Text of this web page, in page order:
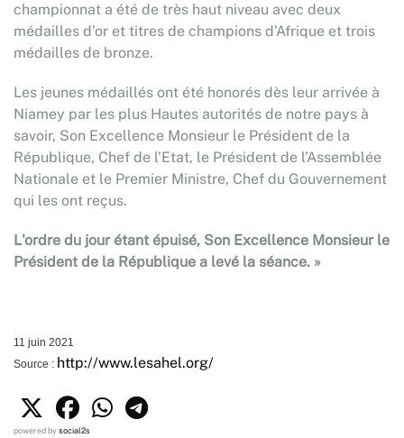
championnat a été de très haut niveau avec deux
médailles d’or et titres de champions d’Afrique et trois
médailles de bronze.
Les jeunes médaillés ont été honorés dès leur arrivée à
Niamey par les plus Hautes autorités de notre pays à
savoir, Son Excellence Monsieur le Président de la
République, Chef de l’Etat, le Président de l’Assemblée
Nationale et le Premier Ministre, Chef du Gouvernement
qui les ont reçus.
L'ordre du jour étant épuisé, Son Excellence Monsieur le
Président de la République a levé la séance. »
11 juin 2021
Source : http://www.lesahel.org/
powered bysocial2s